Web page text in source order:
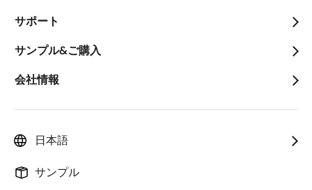
サポート
サンプル&ご購入
会社情報
日本語
サンプル
ページセクションへ移動：
概要
要